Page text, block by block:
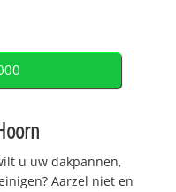
u uw dakpannen,
Aarzel niet en